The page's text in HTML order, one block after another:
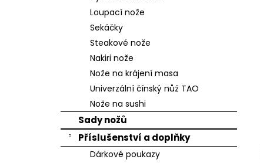
Loupací nože
Sekáčky
Steakové nože
Nakiri nože
Nože na krájení masa
Univerzální čínský nůž TAO
Nože na sushi
Sady nožů
Příslušenství a doplňky
Dárkové poukazy